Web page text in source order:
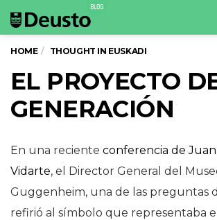
HOME THOUGHT IN EUSKADI
EL PROYECTO
GENERACIÓN
En una reciente conferencia de
Vidarte, el Director General del
Guggenheim, una de las preguntas
refirió al símbolo que representaba